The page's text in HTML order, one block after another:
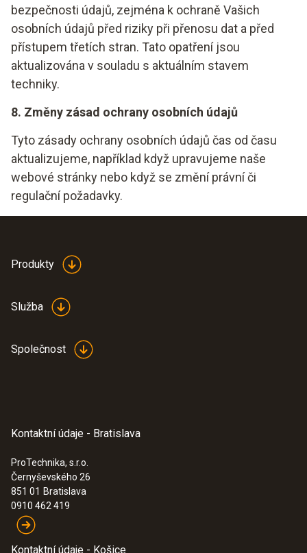
bezpečnosti údajů, zejména k ochraně Vašich
osobních údajů před riziky při přenosu dat a před
přístupem třetích stran. Tato opatření jsou
aktualizována v souladu s aktuálním stavem
techniky.
8. Změny zásad ochrany osobních údajů
Tyto zásady ochrany osobních údajů čas od času
aktualizujeme, například když upravujeme naše
webové stránky nebo když se změní právní či
regulační požadavky.
Produkty
Služba
Společnost
Kontaktní údaje - Bratislava
ProTechnika, s.r.o.
Černyševského 26
851 01 Bratislava
0910 462 419
Kontaktní údaje - Košice